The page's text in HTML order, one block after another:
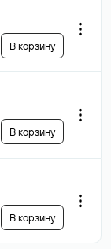
В корзину
В корзину
В корзину